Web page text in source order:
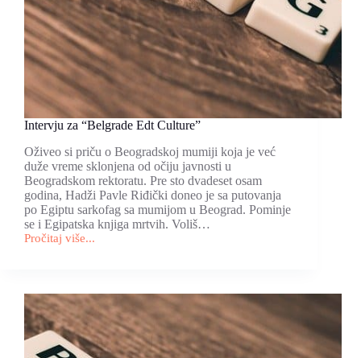
Intervju za “Belgrade Edt Culture”
Oživeo si priču o Beogradskoj mumiji koja je već
duže vreme sklonjena od očiju javnosti u
Beogradskom rektoratu. Pre sto dvadeset osam
godina, Hadži Pavle Riđički doneo je sa putovanja
po Egiptu sarkofag sa mumijom u Beograd. Pominje
se i Egipatska knjiga mrtvih. Voliš…
Pročitaj više...
Intervju
Culture”